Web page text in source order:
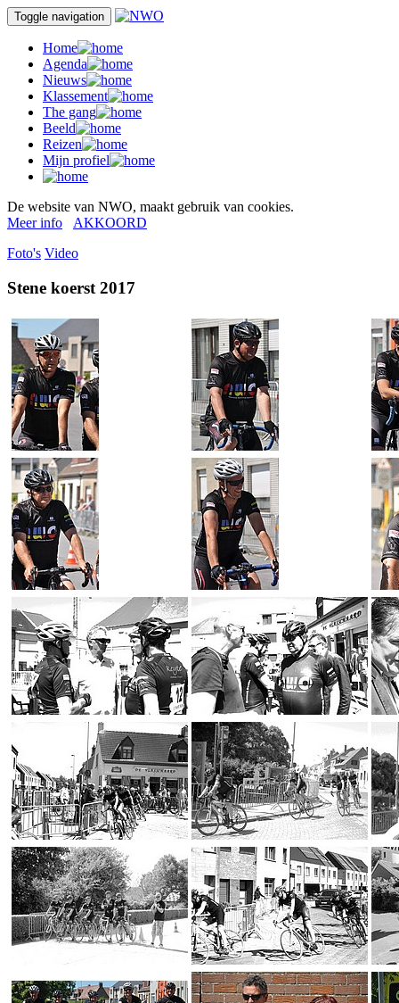
Toggle navigation
Home
Agenda
Nieuws
Klassement
The gang
Beeld
Reizen
Mijn profiel
De website van NWO, maakt gebruik van cookies.
Meer info
AKKOORD
Foto's Video
Stene koerst 2017